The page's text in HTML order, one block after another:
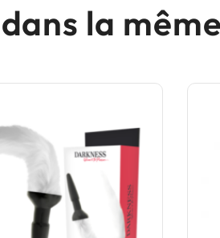
la